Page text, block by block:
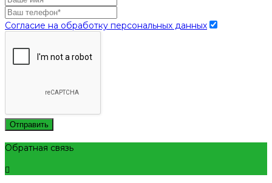
Согласие на обработку персональных данных
Отправить
Обратная связь